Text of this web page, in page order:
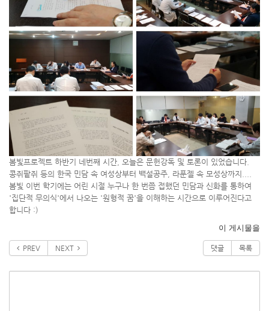
봄빛프로젝트 하반기 네번째 시간, 오늘은 문헌강독 및 토론이 있었습니다.
콩쥐팥쥐 등의 한국 민담 속 여성상부터 백설공주, 라푼젤 속 모성상까지....
봄빛 이번 학기에는 어린 시절 누구나 한 번쯤 접했던 민담과 신화를 통하여
'집단적 무의식'에서 나오는 '원형적 꿈'을 이해하는 시간으로 이루어진다고
합니다 :)
이 게시물을
PREV NEXT 댓글 목록